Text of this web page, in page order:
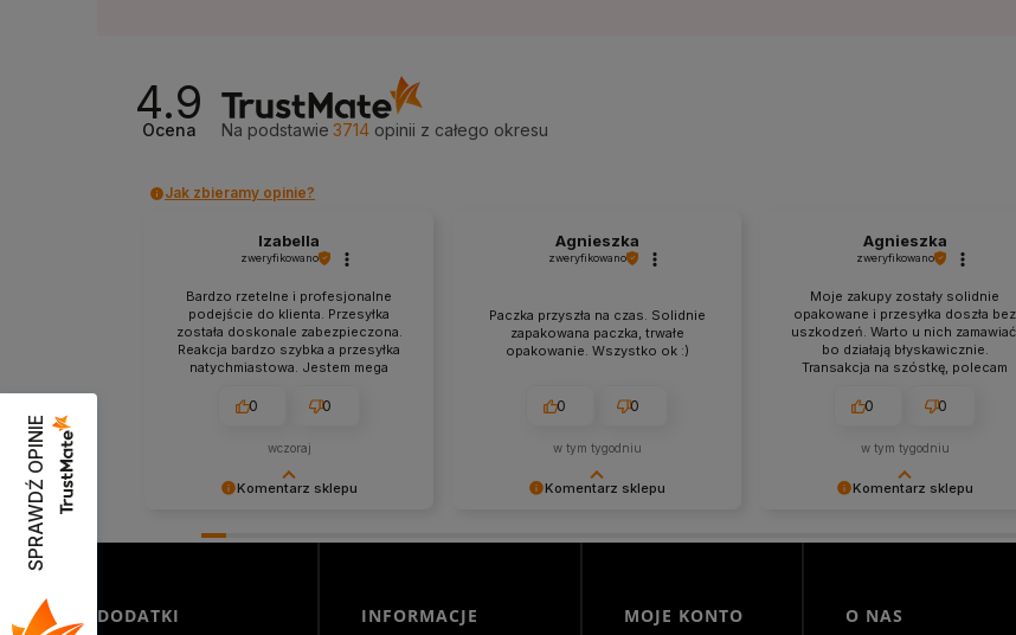
4.9
Ocena Na podstawie 3714 opinii z całego okresu
Jak zbieramy opinie?
Komentarz sklepu
obsługa trafiła w Twoje gusta. Mamy
Izabella
zweryfikowano
Bardzo rzetelne i profesjonalne
podejście do klienta. Przesyłka
została doskonale zabezpieczona.
Reakcja bardzo szybka a przesyłka
natychmiastowa. Jestem mega
sklepie.
0 0
wczoraj
Komentarz sklepu
Cieszymy się, że zakup przeszedł
świetnym klientom. Dziękujemy raz
Agnieszka
zweryfikowano
Paczka przyszła na czas. Solidnie
zapakowana paczka, trwałe
opakowanie. Wszystko ok :)
0 0
w tym tygodniu
Komentarz sklepu
ciepło oceniłeś naszą pracę.
pozdrawiamy, Morowo Team
Agnieszka
zweryfikowano
Moje zakupy zostały solidnie
opakowane i przesyłka doszła bez
uszkodzeń. Warto u nich
bo działają błyskawicznie.
Transakcja na szóstkę, polecam
0 0
w tym tygodniu
DODATKI INFORMACJE MOJE KONTO O NAS
SPRAWDŹ OPINIE